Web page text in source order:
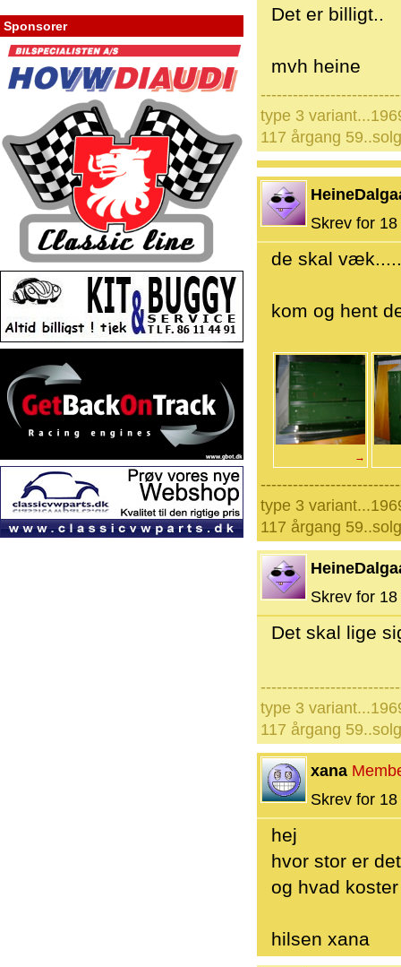
Sponsorer
Det er billigt..
mvh heine
type 3
117 årgang
Skrev for
de skal væk.....
kom og hent
→
type 3
117 årgang
Skrev for
Det skal lige
type 3
117 årgang
xana
Skrev for
hej
hvor stor er
og hvad
hilsen xana